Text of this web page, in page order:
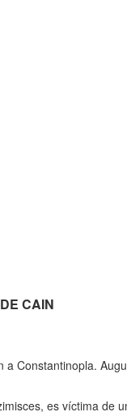
CAIN
Constantinopla.
es víctima de